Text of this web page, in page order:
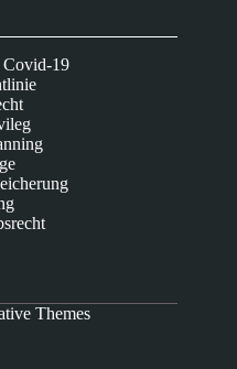
Covid-19
Themes